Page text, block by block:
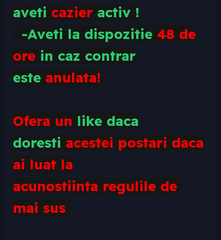
aveti cazier activ !
-Aveti la dispozitie 48 de
ore in caz contrar
este anulata!
Ofera un like daca
doresti acestei postari daca
ai luat la
acunostiinta regulile de
mai sus